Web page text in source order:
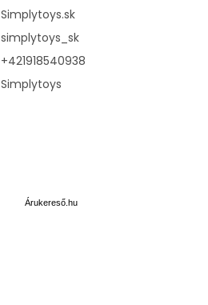
Simplytoys.sk
simplytoys_sk
+421918540938
Simplytoys
Árukereső.hu